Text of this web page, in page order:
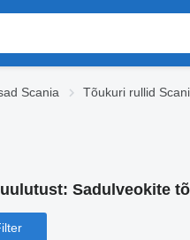
Scania Tõukuri rullid
Sadulveokite